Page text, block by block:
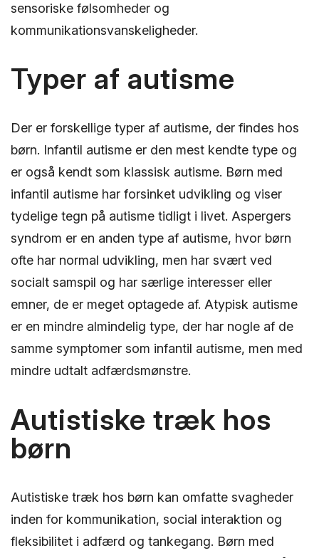
sensoriske følsomheder og
kommunikationsvanskeligheder.
Typer af autisme
Der er forskellige typer af autisme, der findes hos
børn. Infantil autisme er den mest kendte type og
er også kendt som klassisk autisme. Børn med
infantil autisme har forsinket udvikling og viser
tydelige tegn på autisme tidligt i livet. Aspergers
syndrom er en anden type af autisme, hvor børn
ofte har normal udvikling, men har svært ved
socialt samspil og har særlige interesser eller
emner, de er meget optagede af. Atypisk autisme
er en mindre almindelig type, der har nogle af de
samme symptomer som infantil autisme, men med
mindre udtalt adfærdsmønstre.
Autistiske træk hos
børn
Autistiske træk hos børn kan omfatte svagheder
inden for kommunikation, social interaktion og
fleksibilitet i adfærd og tankegang. Børn med